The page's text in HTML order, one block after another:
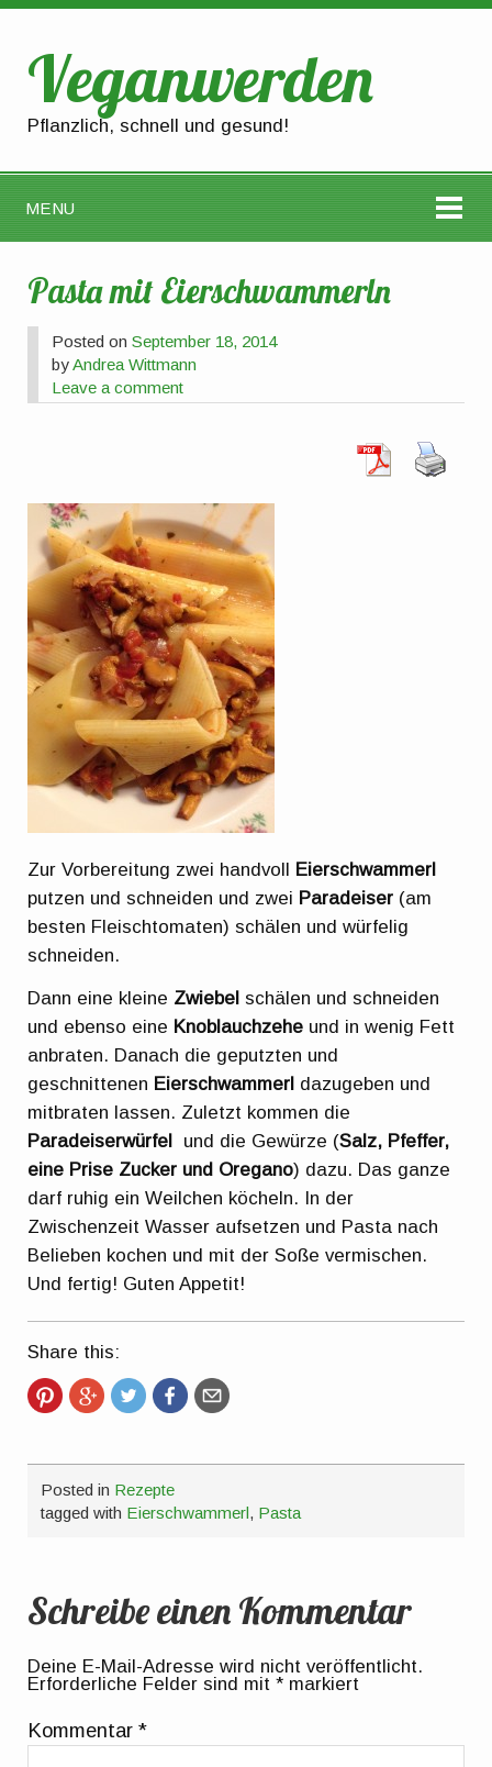
Veganwerden
Pflanzlich, schnell und gesund!
MENU
Pasta mit Eierschwammerln
Posted onSeptember 18, 2014
byAndrea Wittmann
Leave a comment
Zur Vorbereitung zwei handvoll Eierschwammerl
putzen und schneiden und zwei Paradeiser (am
besten Fleischtomaten) schälen und würfelig
schneiden.
Dann eine kleine Zwiebel schälen und schneiden
und ebenso eine Knoblauchzehe und in wenig Fett
anbraten. Danach die geputzten und
geschnittenen Eierschwammerl dazugeben und
mitbraten lassen. Zuletzt kommen die
Paradeiserwürfel
und die Gewürze (Salz, Pfeffer,
eine Prise Zucker und Oregano) dazu. Das ganze
darf ruhig ein Weilchen köcheln. In der
Zwischenzeit Wasser aufsetzen und Pasta nach
Belieben kochen und mit der Soße vermischen.
Und fertig! Guten Appetit!
Share this:
Posted in Rezepte
tagged with Eierschwammerl, Pasta
Schreibe einen Kommentar
Deine E-Mail-Adresse wird nicht veröffentlicht.
Erforderliche Felder sind mit* markiert
Kommentar*